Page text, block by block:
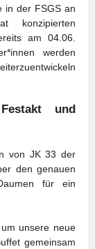
in der FSGS an
konzipierten
am 04.06.
werden
und
von JK 33 der
den genauen
für ein
unsere neue
gemeinsam